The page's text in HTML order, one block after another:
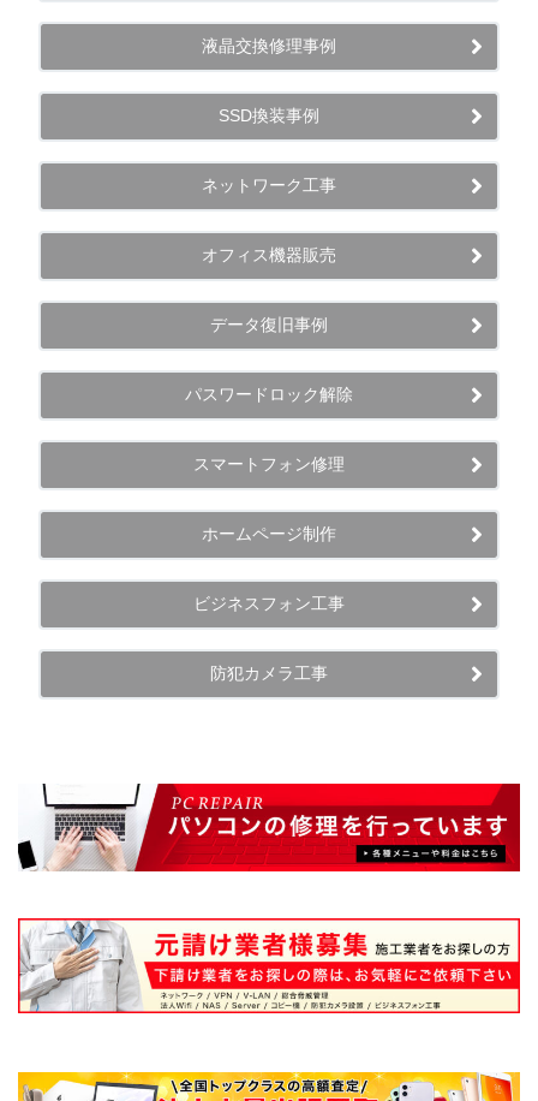
液晶交換修理事例
SSD換装事例
ネットワーク工事
オフィス機器販売
データ復旧事例
パスワードロック解除
スマートフォン修理
ホームページ制作
ビジネスフォン工事
防犯カメラ工事